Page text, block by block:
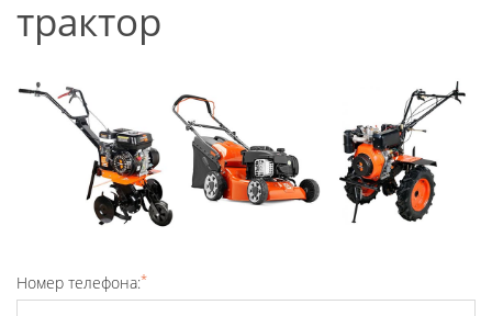
трактор
Номер телефона:*